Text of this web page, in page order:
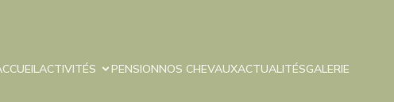
ACTIVITÉS PENSIONNOS CHEVAUXACTUALITÉSGALERIE